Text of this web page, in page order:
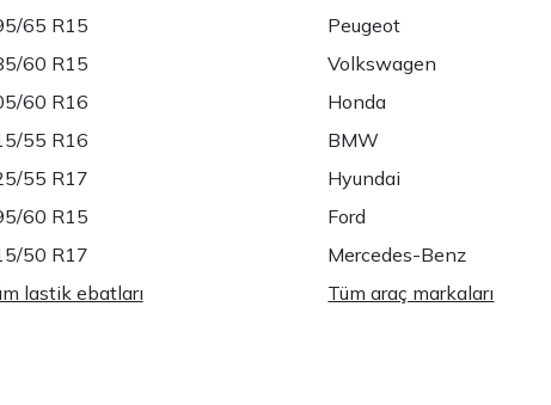
65 R15
60 R15
60 R16
55 R16
55 R17
60 R15
50 R17
lastik ebatları
Peugeot
Volkswagen
Honda
BMW
Hyundai
Ford
Mercedes-Benz
Tüm araç markaları